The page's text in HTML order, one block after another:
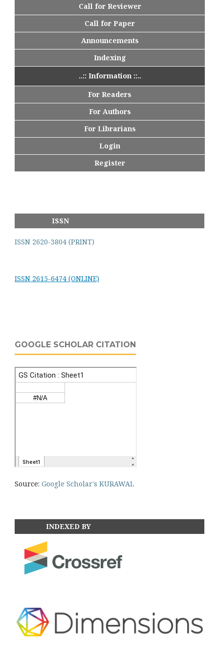
Call for Reviewer
Call for Paper
Announcements
Indexing
..:: Information ::..
For Readers
For Authors
For Librarians
Login
Register
ISSN
ISSN 2620-3804 (PRINT)
ISSN 2615-6474 (ONLINE)
GOOGLE SCHOLAR CITATION
Source: Google Scholar's KURAWAL
INDEXED BY